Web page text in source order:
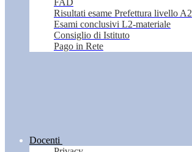
FAD
Risultati esame Prefettura livello A2
Esami conclusivi L2-materiale
Consiglio di Istituto
Pago in Rete
Docenti